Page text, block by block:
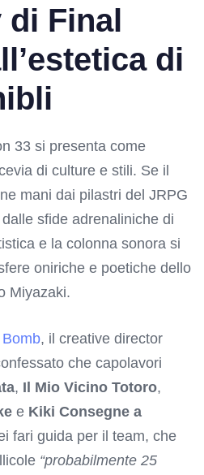
di Final
di
33 si presenta come
di culture e stili. Se il
mani dai pilastri del JRPG
sfide adrenaliniche di
e la colonna sonora si
oniriche e poetiche dello
Miyazaki.
, il creative director
che capolavori
, Il Mio Vicino Totoro,
e Kiki Consegne a
fari guida per il team, che
“probabilmente 25